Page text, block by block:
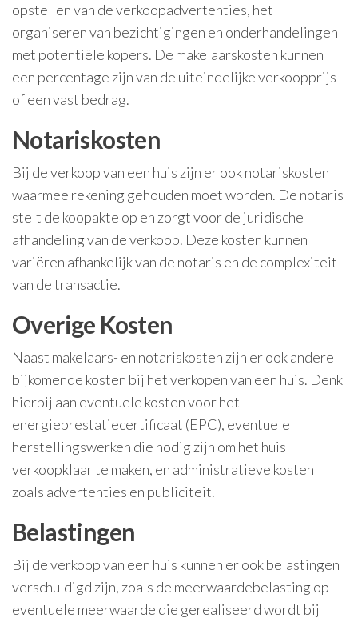
opstellen van de verkoopadvertenties, het
organiseren van bezichtigingen en onderhandelingen
met potentiële kopers. De makelaarskosten kunnen
een percentage zijn van de uiteindelijke verkoopprijs
of een vast bedrag.
Notariskosten
Bij de verkoop van een huis zijn er ook notariskosten
waarmee rekening gehouden moet worden. De notaris
stelt de koopakte op en zorgt voor de juridische
afhandeling van de verkoop. Deze kosten kunnen
variëren afhankelijk van de notaris en de complexiteit
van de transactie.
Overige Kosten
Naast makelaars- en notariskosten zijn er ook andere
bijkomende kosten bij het verkopen van een huis. Denk
hierbij aan eventuele kosten voor het
energieprestatiecertificaat (EPC), eventuele
herstellingswerken die nodig zijn om het huis
verkoopklaar te maken, en administratieve kosten
zoals advertenties en publiciteit.
Belastingen
Bij de verkoop van een huis kunnen er ook belastingen
verschuldigd zijn, zoals de meerwaardebelasting op
eventuele meerwaarde die gerealiseerd wordt bij